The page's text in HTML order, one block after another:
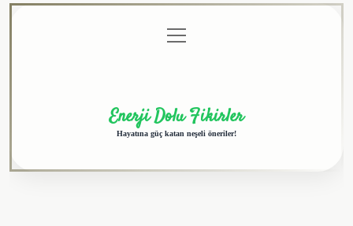
menüyü
aç
Enerji Dolu Fikirler
Hayatına güç katan neşeli öneriler!